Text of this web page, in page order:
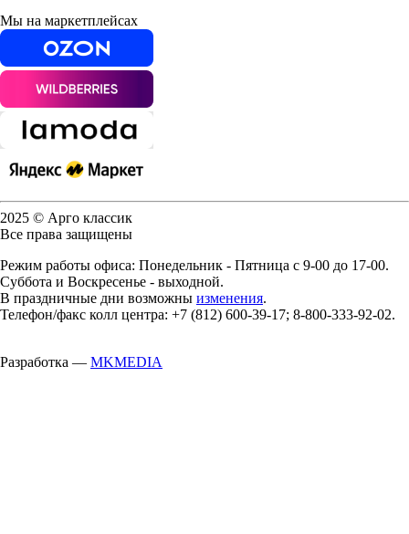
Мы на маркетплейсах
2025 © Арго классик
Все права защищены
Режим работы офиса: Понедельник - Пятница с 9-00 до 17-00.
Суббота и Воскресенье - выходной.
В праздничные дни возможны изменения.
Телефон/факс колл центра: +7 (812) 600-39-17; 8-800-333-92-02.
Разработка — MKMEDIA